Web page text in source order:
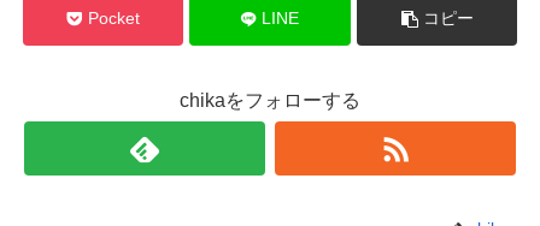
Pocket LINE コピー
chikaをフォローする